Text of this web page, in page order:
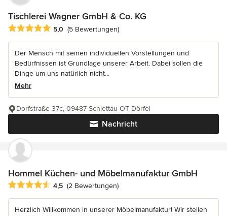
Tischlerei Wagner GmbH & Co. KG
Durchschnittliche Bewertung: 5 von 5 Sternen
5,0 (5 Bewertungen)
Der Mensch mit seinen individuellen Vorstellungen und
Bedürfnissen ist Grundlage unserer Arbeit. Dabei sollen die
Dinge um uns natürlich nicht...
Mehr
Nachricht
Dorfstraße 37c, 09487 Schlettau OT Dörfel
Hommel Küchen- und Möbelmanufaktur GmbH
Durchschnittliche Bewertung: 4.5 von 5 Sternen
4,5 (2 Bewertungen)
Herzlich Willkommen in unserer Möbelmanufaktur! Wir stellen